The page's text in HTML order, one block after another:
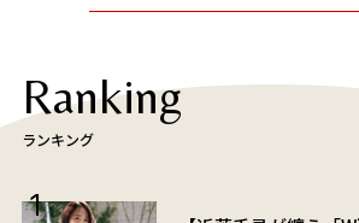
Ranking
ランキング